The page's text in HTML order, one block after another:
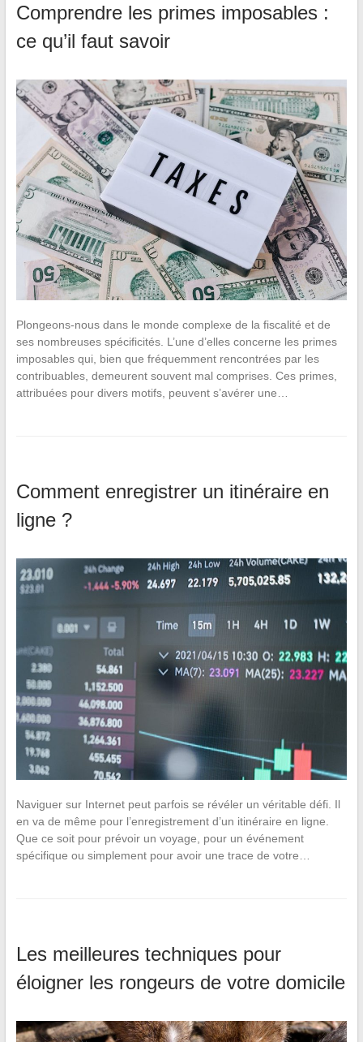
Comprendre les primes imposables :
ce qu’il faut savoir
Plongeons-nous dans le monde complexe de la fiscalité et de
ses nombreuses spécificités. L’une d’elles concerne les primes
imposables qui, bien que fréquemment rencontrées par les
contribuables, demeurent souvent mal comprises. Ces primes,
attribuées pour divers motifs, peuvent s’avérer une…
Comment enregistrer un itinéraire en
ligne ?
Naviguer sur Internet peut parfois se révéler un véritable défi. Il
en va de même pour l’enregistrement d’un itinéraire en ligne.
Que ce soit pour prévoir un voyage, pour un événement
spécifique ou simplement pour avoir une trace de votre…
Les meilleures techniques pour
éloigner les rongeurs de votre domicile